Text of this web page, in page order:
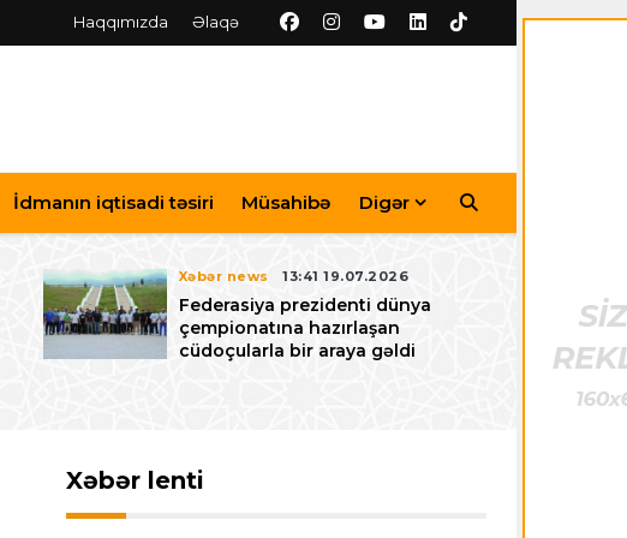
Haqqımızda Əlaqə
İdmanın iqtisadi təsiri Müsahibə Digər
Xəbər news 13:41 19.07.2026
Federasiya prezidenti dünya
çempionatına hazırlaşan
cüdoçularla bir araya gəldi
Xəbər lenti